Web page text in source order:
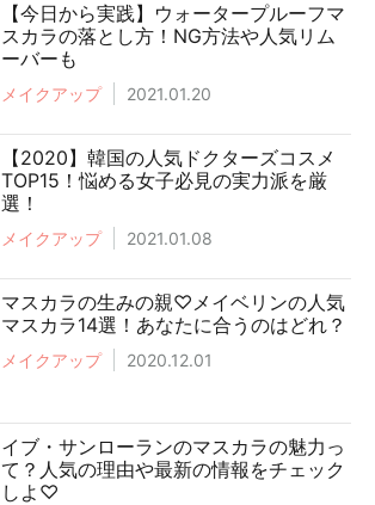
【今日から実践】ウォータープルーフマ
スカラの落とし方！NG方法や人気リム
ーバーも
メイクアップ 2021.01.20
【2020】韓国の人気ドクターズコスメ
TOP15！悩める女子必見の実力派を厳
選！
メイクアップ 2021.01.08
マスカラの生みの親♡メイベリンの人気
マスカラ14選！あなたに合うのはどれ？
メイクアップ 2020.12.01
イブ・サンローランのマスカラの魅力っ
て？人気の理由や最新の情報をチェック
しよ♡